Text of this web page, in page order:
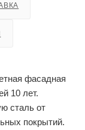
фасадная
10 лет.
сталь от
покрытий.